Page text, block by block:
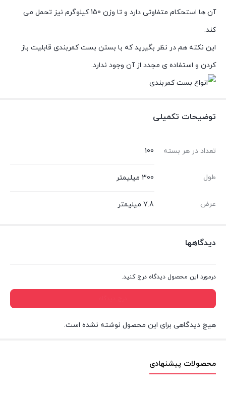
آن ها استحکام متفاوتی دارد و تا وزن 150 کیلوگرم نیز تحمل می
کند.
این نکته هم در نظر بگیرید که با بستن بست کمربندی قابلیت باز
کردن و استفاده ی مجدد از آن وجود ندارد.
توضیحات تکمیلی
تعداد در هر بسته 100
طول 300 میلیمتر
عرض 7.8 میلیمتر
دیدگاهها
درمورد این محصول دیدگاه درج کنید.
هیچ دیدگاهی برای این محصول نوشته نشده است.
محصولات پیشنهادی